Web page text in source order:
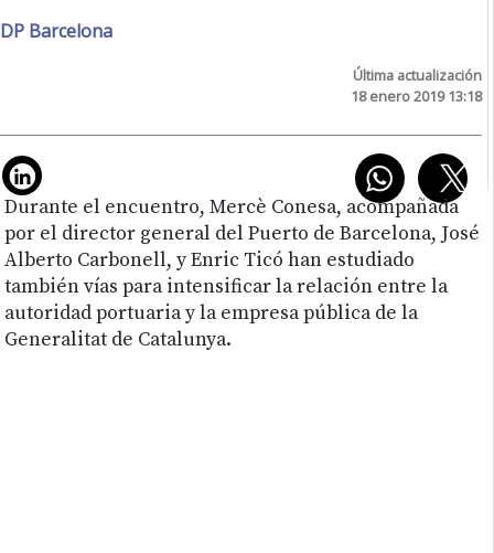
DP Barcelona
Última actualización
18 enero 2019 13:18
Durante el encuentro, Mercè Conesa, acompañada
por el director general del Puerto de Barcelona, José
Alberto Carbonell, y Enric Ticó han estudiado
también vías para intensificar la relación entre la
autoridad portuaria y la empresa pública de la
Generalitat de Catalunya.